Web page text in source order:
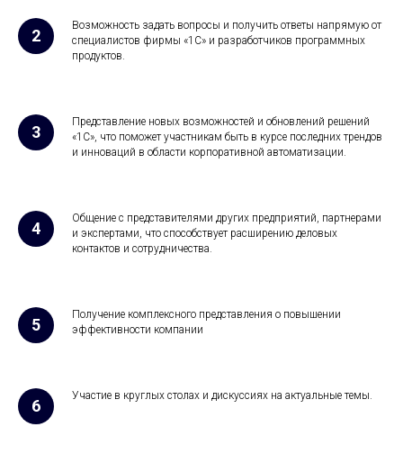
Возможность задать вопросы и получить ответы напрямую от
специалистов фирмы «1С» и разработчиков программных
продуктов.
Представление новых возможностей и обновлений решений
«1С», что поможет участникам быть в курсе последних трендов
и инноваций в области корпоративной автоматизации.
Общение с представителями других предприятий, партнерами
и экспертами, что способствует расширению деловых
контактов и сотрудничества.
Получение комплексного представления о повышении
эффективности компании
Участие в круглых столах и дискуссиях на актуальные темы.